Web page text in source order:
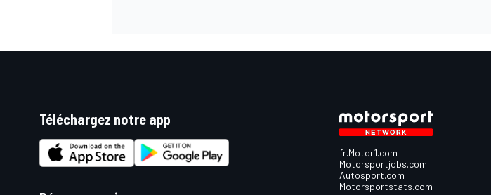
Téléchargez notre app
fr.Motor1.com
Motorsportjobs.com
Autosport.com
Motorsportstats.com